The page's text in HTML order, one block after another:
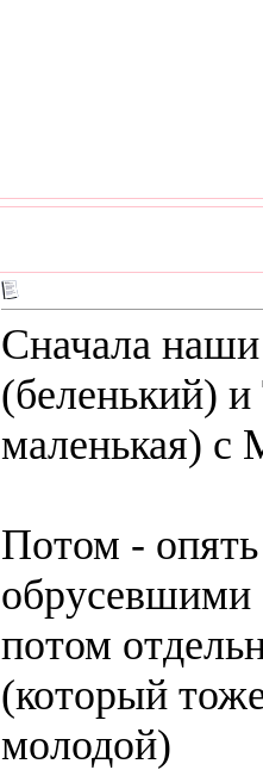
Сначала
(беленький) и
маленькая)
Потом -
потом
(который
молодой)